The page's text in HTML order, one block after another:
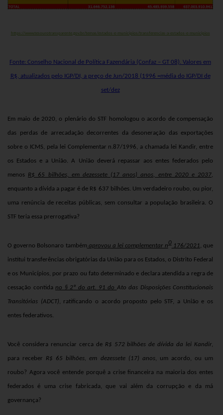
https://www.tesourotransparente.gov.br/temas/estados-e-municipios/transferencias-a-estados-e-municipios
Fonte: Conselho Nacional de Política Fazendária (Confaz – GT 08). Valores em
R$, atualizados pelo IGP/DI, a preço de Jun/2018 (1996 =média do IGP/DI de
set/dez
Em maio de 2020, o plenário do STF homologou o acordo de compensação
das perdas de arrecadação decorrentes da desoneração das exportações
sobre o ICMS, pela lei Complementar n.87/1996, a chamada lei Kandir, entre
os Estados e a União. A União deverá repassar aos entes federados pelo
menos R$ 65 bilhões, em dezessete (17 anos) anos, entre 2020 e 2037,
enquanto a dívida a pagar é de R$ 637 bilhões. Um verdadeiro roubo, ou pior,
uma renúncia de receitas públicas, sem consultar a população brasileira. O
STF teria essa prerrogativa?
O governo Bolsonaro tambémaprovou a lei complementar n0176/2021, que
institui transferências obrigatórias da União para os Estados, o Distrito Federal
e os Municípios, por prazo ou fato determinado e declara atendida a regra de
cessação contida no § 2º do art. 91 do Ato das Disposições Constitucionais
Transitórias (ADCT), ratificando o acordo proposto pelo STF, a União e os
entes federativos.
Você considera renunciar cerca de R$ 572 bilhões de dívida da lei Kandir,
para receber R$ 65 bilhões, em dezessete (17) anos, um acordo, ou um
roubo? Agora você entende porquê a crise financeira na maioria dos entes
federados é uma crise fabricada, que vai além da corrupção e da má
governança?